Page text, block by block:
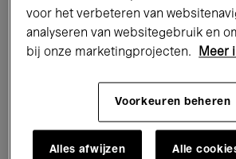
Performances Lezingen &
Jazz Klassieke Muziek
Elektronische Muziek
Voor iedereen Kids’ Palace
voor het verbeteren van
analyseren van websitegebruik en
bij onze marketingprojecten.
Meer
Voorkeuren beheren
Alles afwijzen Alle